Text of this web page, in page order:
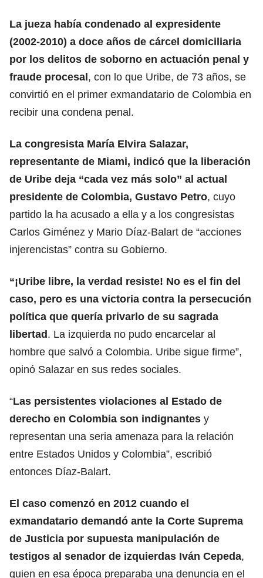
La jueza había condenado al expresidente
(2002-2010) a doce años de cárcel domiciliaria
por los delitos de soborno en actuación penal y
fraude procesal, con lo que Uribe, de 73 años, se
convirtió en el primer exmandatario de Colombia en
recibir una condena penal.
La congresista María Elvira Salazar,
representante de Miami, indicó que la liberación
de Uribe deja “cada vez más solo” al actual
presidente de Colombia, Gustavo Petro, cuyo
partido la ha acusado a ella y a los congresistas
Carlos Giménez y Mario Díaz-Balart de “acciones
injerencistas” contra su Gobierno.
“¡Uribe libre, la verdad resiste! No es el fin del
caso, pero es una victoria contra la persecución
política que quería privarlo de su sagrada
libertad. La izquierda no pudo encarcelar al
hombre que salvó a Colombia. Uribe sigue firme”,
opinó Salazar en sus redes sociales.
“Las persistentes violaciones al Estado de
derecho en Colombia son indignantes y
representan una seria amenaza para la relación
entre Estados Unidos y Colombia”, escribió
entonces Díaz-Balart.
El caso comenzó en 2012 cuando el
exmandatario demandó ante la Corte Suprema
de Justicia por supuesta manipulación de
testigos al senador de izquierdas Iván Cepeda,
quien en esa época preparaba una denuncia en el